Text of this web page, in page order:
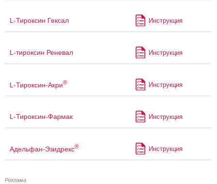
L-Тироксин Гексал Инструкция
L-тироксин Реневал Инструкция
L-Тироксин-Акри® Инструкция
L-Тироксин-Фармак Инструкция
Адельфан-Эзидрекс® Инструкция
Реклама